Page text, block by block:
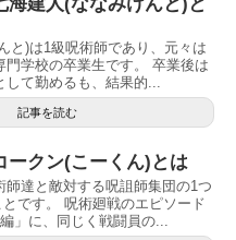
と)は1級呪術師であり、元々は
門学校の卒業生です。 卒業後は
して勤めるも、結果的...
記事を読む
ークン(こーくん)とは
師達と敵対する呪詛師集団の1つ
とです。 呪術廻戦のエピソード
」に、同じく戦闘員の...